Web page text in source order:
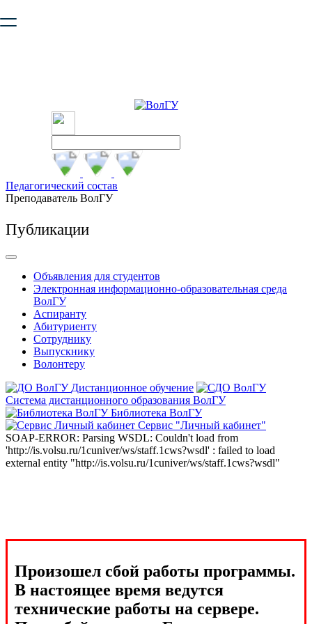
безопасную работу с сайтом. Пожалуйста
Педагогический состав
Преподаватель ВолГУ
Публикации
Объявления для студентов
Электронная информационно-образовательная среда
ВолГУ
Аспиранту
Абитуриенту
Сотруднику
Выпускнику
Волонтеру
Дистанционное обучение
Система дистанционного образования ВолГУ
Библиотека ВолГУ
Сервис "Личный кабинет"
SOAP-ERROR: Parsing WSDL: Couldn't load from
'http://is.volsu.ru/1cuniver/ws/staff.1cws?wsdl' : failed to load
external entity "http://is.volsu.ru/1cuniver/ws/staff.1cws?wsdl"
Произошел сбой работы программы.
В настоящее время ведутся
технические работы на сервере.